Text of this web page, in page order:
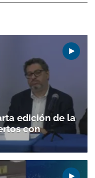
edición de la
con